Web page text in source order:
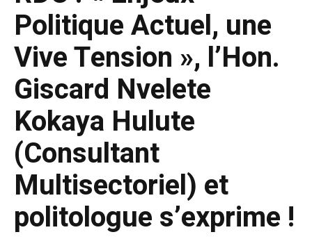
Politique Actuel, une
Vive Tension », l’Hon.
Giscard Nvelete
Kokaya Hulute
(Consultant
Multisectoriel) et
politologue s’exprime !